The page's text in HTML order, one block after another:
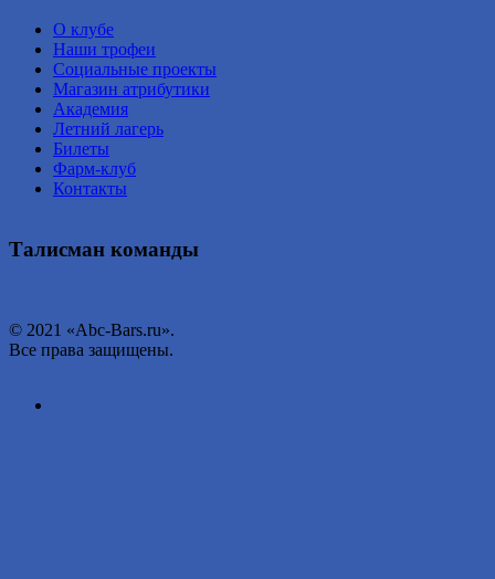
О клубе
Наши трофеи
Социальные проекты
Магазин атрибутики
Академия
Летний лагерь
Билеты
Фарм-клуб
Контакты
Талисман команды
© 2021 «Abc-Bars.ru».
Все права защищены.